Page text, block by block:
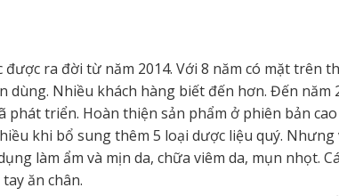
được ra đời từ năm 2014. Với 8 năm có mặt trên
dùng. Nhiều khách hàng biết đến hơn. Đến năm
phát triển. Hoàn thiện sản phẩm ở phiên bản
khi bổ sung thêm 5 loại dược liệu quý. Nhưng
làm ẩm và mịn da, chữa viêm da, mụn nhọt.
ăn chân.